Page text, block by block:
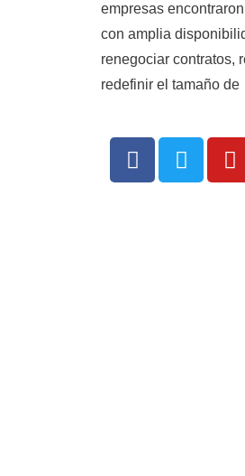
empresas
con amplia
renegociar contratos,
redefinir el tamaño de